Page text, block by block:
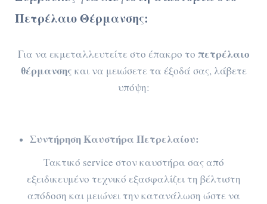
Πετρέλαιο Θέρμανσης:
Για να εκμεταλλευτείτε στο έπακρο το πετρέλαιο
θέρμανσης και να μειώσετε τα έξοδά σας, λάβετε
υπόψη:
Συντήρηση Καυστήρα Πετρελαίου:
Τακτικό service στον καυστήρα σας από
εξειδικευμένο τεχνικό εξασφαλίζει τη βέλτιστη
απόδοση και μειώνει την κατανάλωση ώστε να